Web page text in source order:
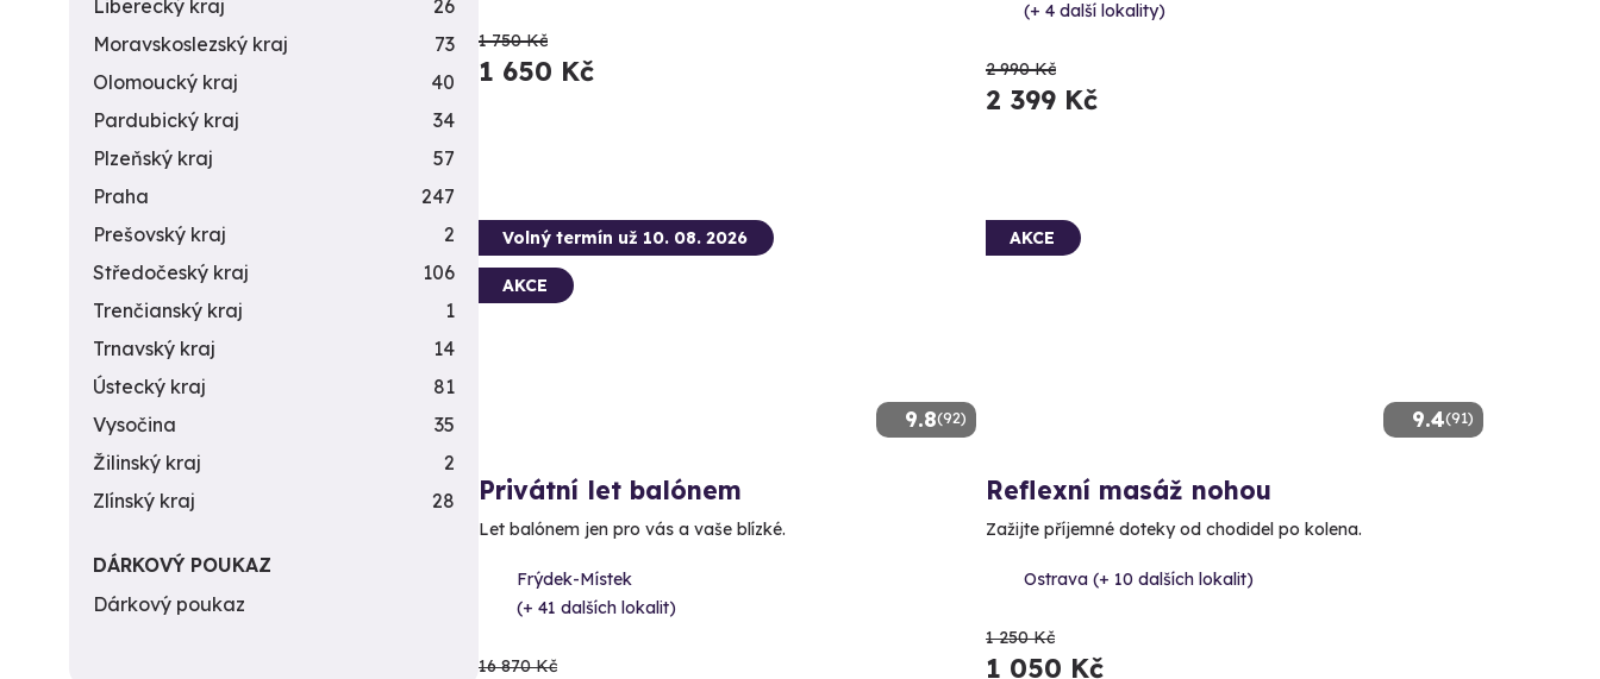
1 750 Kč
1 650 Kč
(+ 4 další lokality)
2 990 Kč
2 399 Kč
9.8(92)
Volný termín už 10. 08. 2026
AKCE
Privátní let balónem
Let balónem jen pro vás a vaše blízké.
Frýdek-Místek
(+ 41 dalších lokalit)
16 870 Kč
9.4(91)
AKCE
Reflexní masáž nohou
Zažijte příjemné doteky od chodidel po kolena.
Ostrava (+ 10 dalších lokalit)
1 250 Kč
1 050 Kč
Liberecký kraj
26
Moravskoslezský kraj
73
Olomoucký kraj
40
Pardubický kraj
34
Plzeňský kraj
57
Praha
247
Prešovský kraj
2
Středočeský kraj
106
Trenčianský kraj
1
Trnavský kraj
14
Ústecký kraj
81
Vysočina
35
Žilinský kraj
2
Zlínský kraj
28
DÁRKOVÝ POUKAZ
Dárkový poukaz